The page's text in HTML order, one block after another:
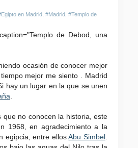
en Madrid #Madrid #Templo de
de Debod, una
ocasión de conocer mejor
mejor me siento . Madrid
hay un lugar en la que se unen
que no conocen la historia, este
1968, en agradecimiento a la
egipcia, entre ellosAbu Simbel